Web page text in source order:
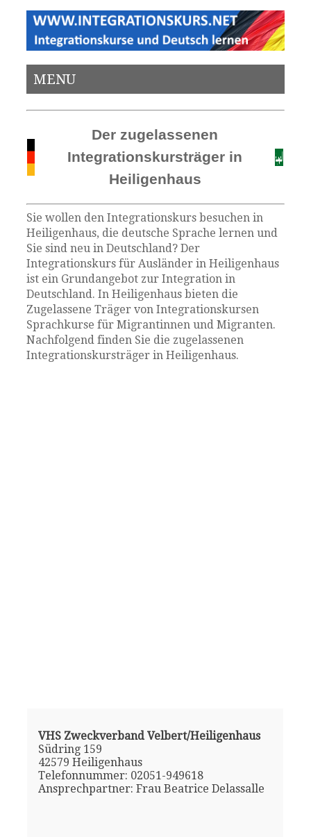
MENU
Der zugelassenen
Integrationskursträger in
Heiligenhaus
Sie wollen den Integrationskurs besuchen in
Heiligenhaus, die deutsche Sprache lernen und
Sie sind neu in Deutschland? Der
Integrationskurs für Ausländer in Heiligenhaus
ist ein Grundangebot zur Integration in
Deutschland. In Heiligenhaus bieten die
Zugelassene Träger von Integrationskursen
Sprachkurse für Migrantinnen und Migranten.
Nachfolgend finden Sie die zugelassenen
Integrationskursträger in Heiligenhaus.
VHS Zweckverband Velbert/Heiligenhaus
Südring 159
42579 Heiligenhaus
Telefonnummer: 02051-949618
Ansprechpartner: Frau Beatrice Delassalle